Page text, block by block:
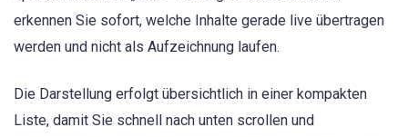
erkennen Sie sofort, welche Inhalte gerade live übertragen
werden und nicht als Aufzeichnung laufen.
Die Darstellung erfolgt übersichtlich in einer kompakten
Liste, damit Sie schnell nach unten scrollen und